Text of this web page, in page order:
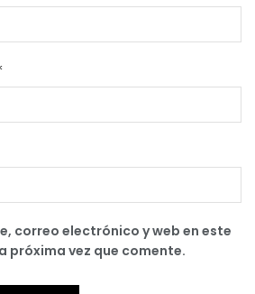
correo electrónico y web en este
próxima vez que comente.